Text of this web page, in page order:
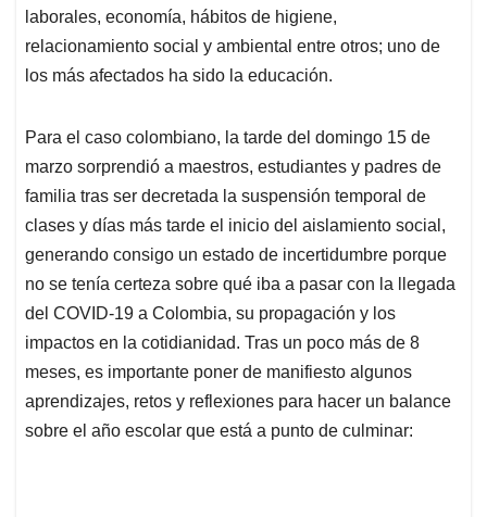
laborales, economía, hábitos de higiene,
relacionamiento social y ambiental entre otros; uno de
los más afectados ha sido la educación.
Para el caso colombiano, la tarde del domingo 15 de
marzo sorprendió a maestros, estudiantes y padres de
familia tras ser decretada la suspensión temporal de
clases y días más tarde el inicio del aislamiento social,
generando consigo un estado de incertidumbre porque
no se tenía certeza sobre qué iba a pasar con la llegada
del COVID-19 a Colombia, su propagación y los
impactos en la cotidianidad. Tras un poco más de 8
meses, es importante poner de manifiesto algunos
aprendizajes, retos y reflexiones para hacer un balance
sobre el año escolar que está a punto de culminar: